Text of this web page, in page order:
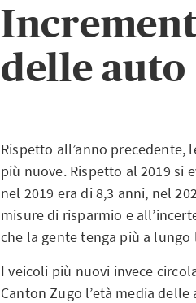
delle auto
Rispetto all’anno
più nuove. Rispetto al 2019 si
nel 2019 era di 8,3 anni, nel
misure di risparmio e
che la gente tenga più a
I veicoli più nuovi invece
Canton Zugo l’età media